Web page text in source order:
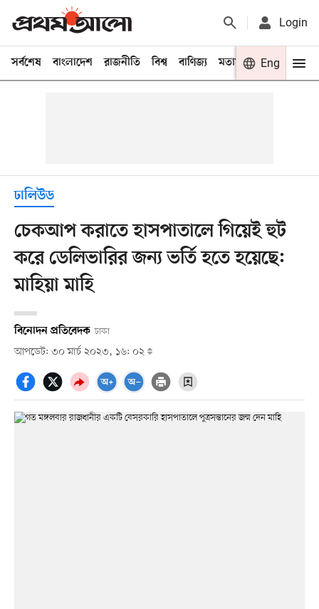
Login
সর্বশেষ বাংলাদেশ রাজনীতি বিশ্ব বাণিজ্য মতামত খেলা
Eng
ঢালিউড
চেকআপ করাতে হাসপাতালে গিয়েই হুট
করে ডেলিভারির জন্য ভর্তি হতে হয়েছে:
মাহিয়া মাহি
বিনোদন প্রতিবেদক ঢাকা
আপডেট: ৩০ মার্চ ২০২৩, ১৬: ০২